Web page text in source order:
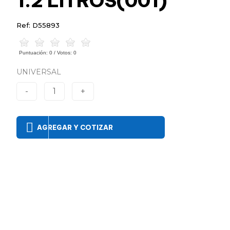
Ref: D55893
Puntuación: 0 / Votos: 0
UNIVERSAL
- 1 +
AGREGAR Y COTIZAR